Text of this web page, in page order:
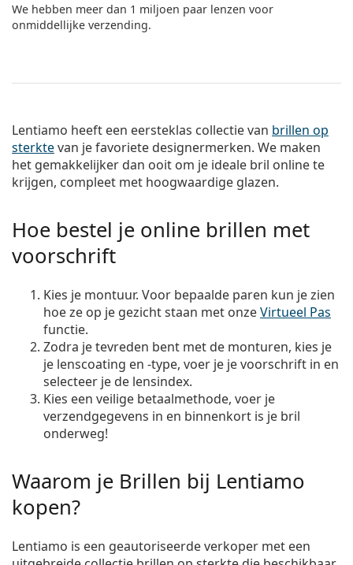
We hebben meer dan 1 miljoen paar lenzen voor
onmiddellijke verzending.
Lentiamo heeft een eersteklas collectie van brillen op
sterktevan je favoriete designermerken. We maken
het gemakkelijker dan ooit om je ideale bril online te
krijgen, compleet met hoogwaardige glazen.
Hoe bestel je online brillen met
voorschrift
Kies je montuur. Voor bepaalde paren kun je zien
hoe ze op je gezicht staan met onzeVirtueel Pas
functie.
Zodra je tevreden bent met de monturen, kies je
je lenscoating en -type, voer je je voorschrift in en
selecteer je de lensindex.
Kies een veilige betaalmethode, voer je
verzendgegevens in en binnenkort is je bril
onderweg!
Waarom je Brillen bij Lentiamo
kopen?
Lentiamo is een geautoriseerde verkoper met een